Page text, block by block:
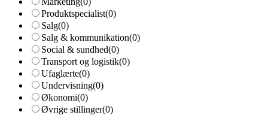
Produktspecialist(0)
Salg(0)
Salg & kommunikation(0)
Social & sundhed(0)
Transport og logistik(0)
Ufaglærte(0)
Undervisning(0)
Økonomi(0)
Øvrige stillinger(0)